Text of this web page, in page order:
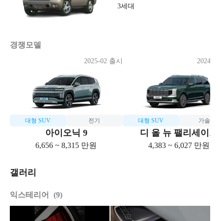
3세대
경쟁모델
대형 SUV 전기
아이오닉 9
2025-02 출시
6,656 ~ 8,315 만원
대형 SUV 가솔린
디 올 뉴 팰리세이드
2024-
4,383 ~ 6,027 만원
갤러리
익스테리어 9